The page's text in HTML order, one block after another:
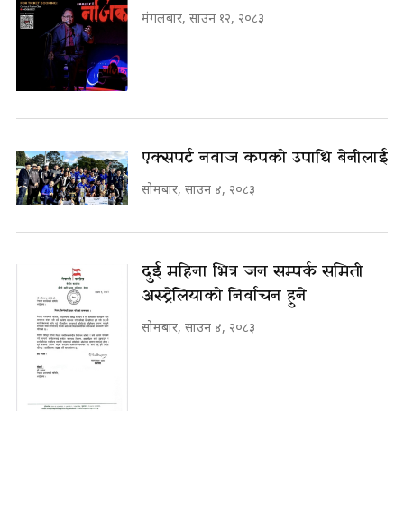
मंगलबार, साउन १२, २०८३
एक्सपर्ट नवाज कपको उपाधि बेनीलाई
सोमबार, साउन ४, २०८३
दुई महिना भित्र जन सम्पर्क समिती
अस्ट्रेलियाको निर्वाचन हुने
सोमबार, साउन ४, २०८३